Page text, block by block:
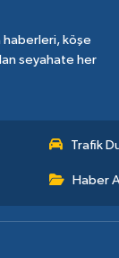
haberleri, köşe
seyahate her
Trafik
Haber